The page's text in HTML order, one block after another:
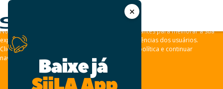
✕
As leis de privacidade dos usuários estão mudando e por isso nós
convidamos você a revisar a nossa
Nós usamos cookies e outras tecnologias semelhantes para melhorar a sua
experiência em nossos sites e lembrar das preferências dos usuários.
Clique em “aceitar” para concordar com a nossa política e continuar
navegando em nosso site.
ACEITAR